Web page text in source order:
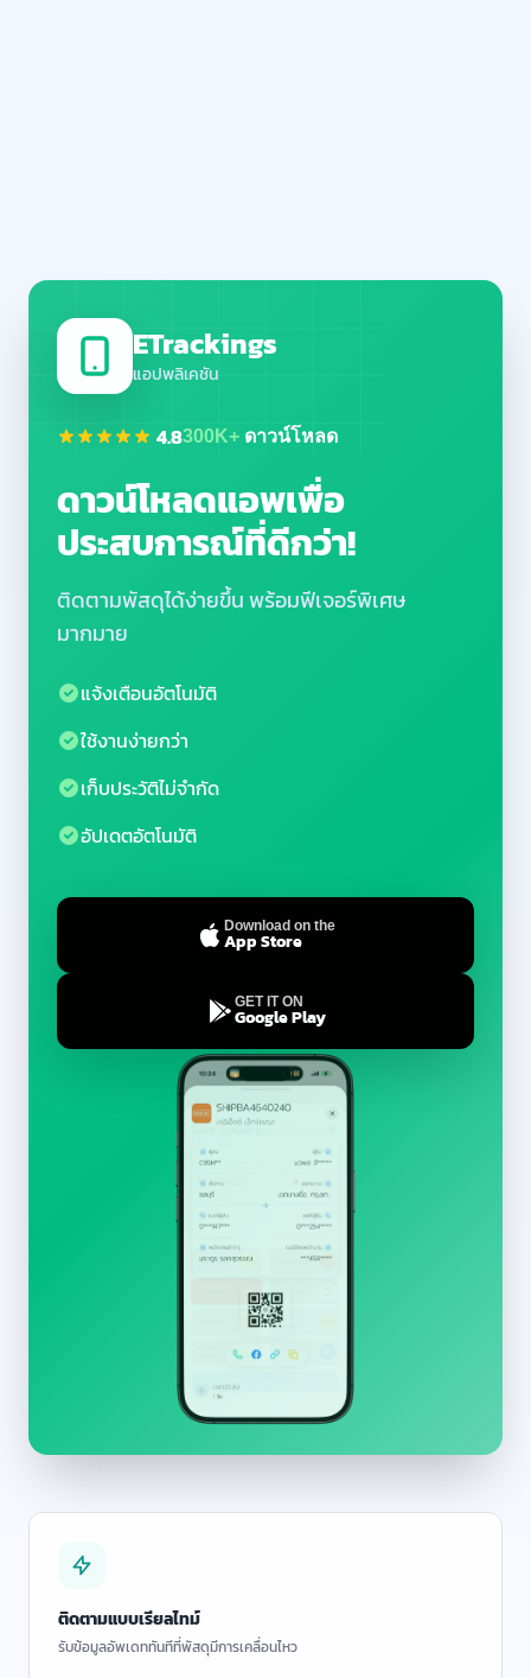
ETrackings
แอปพลิเคชัน
4.8300K+ ดาวน์โหลด
ดาวน์โหลดแอพเพื่อ
ประสบการณ์ที่ดีกว่า!
ติดตามพัสดุได้ง่ายขึ้น พร้อมฟีเจอร์พิเศษ
มากมาย
แจ้งเตือนอัตโนมัติ
ใช้งานง่ายกว่า
เก็บประวัติไม่จำกัด
อัปเดตอัตโนมัติ
Download on the
App Store
GET IT ON
Google Play
ติดตามแบบเรียลไทม์
รับข้อมูลอัพเดททันทีที่พัสดุมีการเคลื่อนไหว